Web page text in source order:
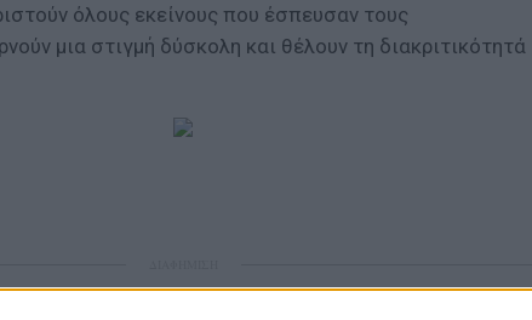
όλους εκείνους που έσπευσαν τους
μια στιγμή δύσκολη και θέλουν τη διακριτικότητά